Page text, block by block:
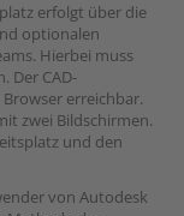
erfolgt über die
optionalen
Hierbei muss
Der CAD-
erreichbar.
zwei Bildschirmen.
und den
von Autodesk